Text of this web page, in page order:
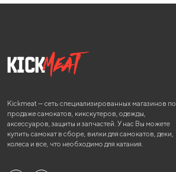
Kickmeat — сеть специализированных магазинов по
продаже самокатов, кикскутеров, одежды,
аксессуаров, защиты и запчастей. У нас Вы можете
купить самокат в сборе, вилки для самокатов, деки,
колеса и все, что необходимо для катания.